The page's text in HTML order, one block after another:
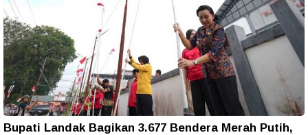
Bupati Landak Bagikan 3.677 Bendera Merah Putih,